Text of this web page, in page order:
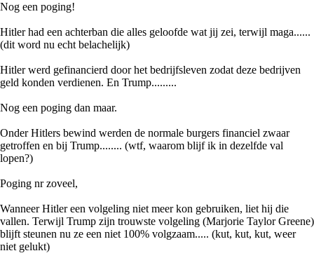
Nog een poging!
Hitler had een achterban die alles geloofde wat jij zei, terwijl maga......
(dit word nu echt belachelijk)
Hitler werd gefinancierd door het bedrijfsleven zodat deze bedrijven
geld konden verdienen. En Trump.........
Nog een poging dan maar.
Onder Hitlers bewind werden de normale burgers financiel zwaar
getroffen en bij Trump........ (wtf, waarom blijf ik in dezelfde val
lopen?)
Poging nr zoveel,
Wanneer Hitler een volgeling niet meer kon gebruiken, liet hij die
vallen. Terwijl Trump zijn trouwste volgeling (Marjorie Taylor Greene)
blijft steunen nu ze een niet 100% volgzaam..... (kut, kut, kut, weer
niet gelukt)